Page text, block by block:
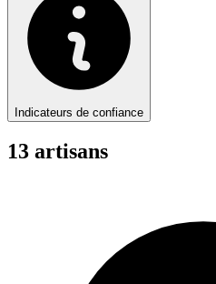
Indicateurs de confiance
13 artisans